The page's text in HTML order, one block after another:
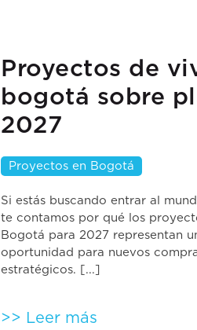
Proyectos de
bogotá sobre
2027
Proyectos en Bogotá
Si estás buscando entrar al
te contamos por qué los
Bogotá para 2027 representan
oportunidad para nuevos
estratégicos. [...]
>> Leer más